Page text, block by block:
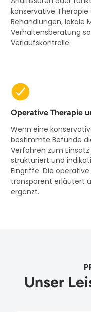
konservative
Behandlungen, lokale
Verhaltensberatung
Verlaufskontrolle.
Operative Therapie
Wenn eine
bestimmte Befunde
Verfahren zum
strukturiert und
Eingriffe. Die
transparent erläutert
ergänzt.
Unser